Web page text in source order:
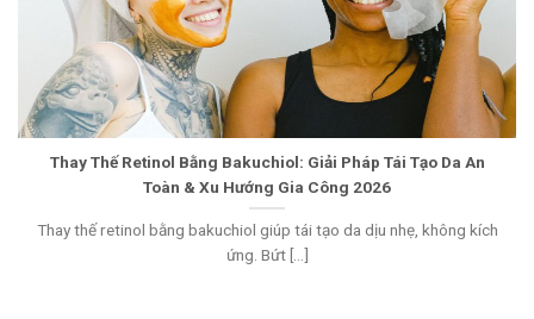
Thay Thế Retinol Bằng Bakuchiol: Giải Pháp Tái Tạo Da An
Toàn & Xu Hướng Gia Công 2026
Thay thế retinol bằng bakuchiol giúp tái tạo da dịu nhẹ, không kích
ứng. Bứt [...]